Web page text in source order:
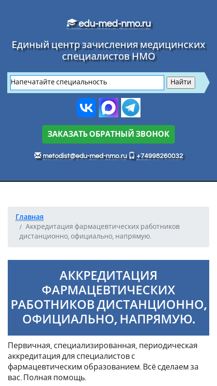
edu-med-nmo.ru
Единый центр зачисления медицинских
специалистов НМО
ЗАКАЗАТЬ ОБРАТНЫЙ ЗВОНОК
metodist@edu-med-nmo.ru +74998260032
Главная
Аккредитация фармацевтических работников
дистанционно, официально, напрямую.
АККРЕДИТАЦИЯ
ФАРМАЦЕВТИЧЕСКИХ
РАБОТНИКОВ ДИСТАНЦИОННО,
ОФИЦИАЛЬНО, НАПРЯМУЮ.
Первичная, специализированная, периодическая
аккредитация для специалистов с
фармацевтическим образованием. Всё сделаем за
вас. Полная помощь.